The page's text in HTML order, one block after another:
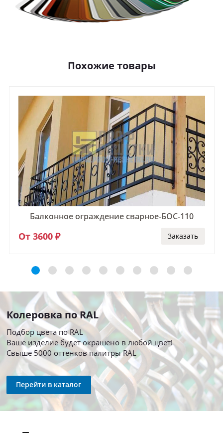
Похожие товары
Балконное ограждение сварное-БОС-110
От 3600 ₽ Заказать
Колеровка по RAL
Подбор цвета по RAL
Ваше изделие будет окрашено в любой цвет!
Свыше 5000 оттенков палитры RAL
Перейти в каталог